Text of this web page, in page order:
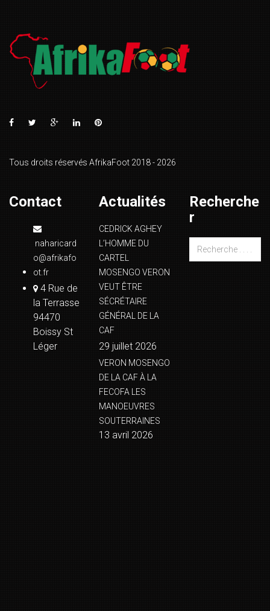
Tous droits réservés AfrikaFoot 2018 - 2026
Contact
naharicard
o@afrikafo
ot.fr
4 Rue de
la Terrasse
94470
Boissy St
Léger
Actualités
CEDRICK AGHEY
L’HOMME DU
CARTEL
MOSENGO VERON
VEUT ÊTRE
SÉCRÉTAIRE
GÉNÉRAL DE LA
CAF
29 juillet 2026
VERON MOSENGO
DE LA CAF À LA
FECOFA LES
MANOEUVRES
SOUTERRAINES
13 avril 2026
Recherche
r